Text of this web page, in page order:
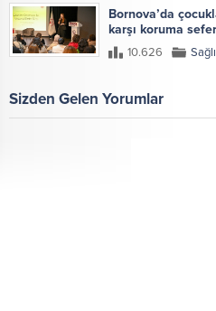
Bornova’da
karşı koruma
10.626
Sizden Gelen Yorumlar